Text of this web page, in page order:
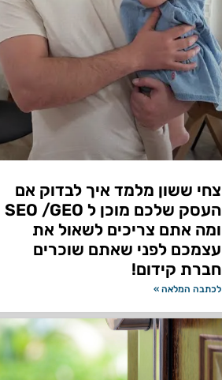
צחי ששון מלמד איך לבדוק אם
העסק שלכם מוכן ל SEO /GEO
ומה אתם צריכים לשאול את
עצמכם לפני שאתם שוכרים
חברת קידום!
לכתבה המלאה »